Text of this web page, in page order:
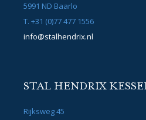
5991 ND Baarlo
T. +31 (0)77 477 1556
info@stalhendrix.nl
STAL HENDRIX
Rijksweg 45